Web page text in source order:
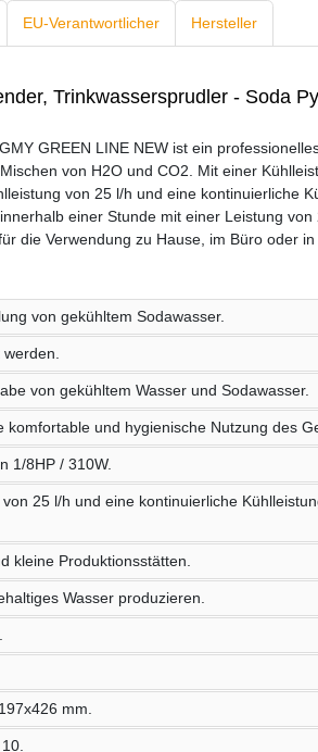
EU-Verantwortlicher Hersteller
Trinkwassersprudler - Soda
GREEN LINE NEW ist ein
von H2O und CO2. Mit einer
von 25 l/h und eine kontinuierliche
einer Stunde mit einer Leistung von
die Verwendung zu Hause, im Büro oder in
von gekühltem Sodawasser.
von gekühltem Wasser und Sodawasser.
und hygienische Nutzung des
1/8HP / 310W.
25 l/h und eine kontinuierliche
kleine Produktionsstätten.
Wasser produzieren.
mm.